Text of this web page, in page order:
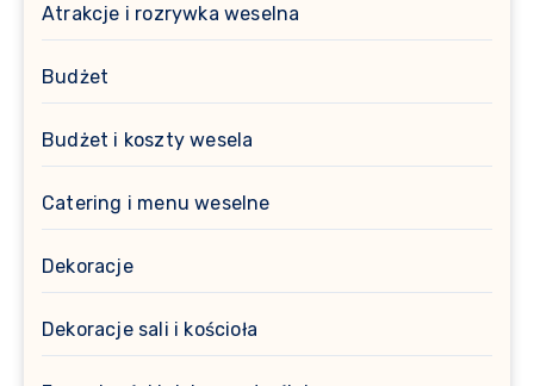
Atrakcje i rozrywka weselna
Budżet
Budżet i koszty wesela
Catering i menu weselne
Dekoracje
Dekoracje sali i kościoła